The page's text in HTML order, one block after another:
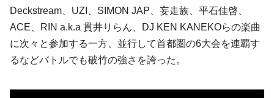
Deckstream、UZI、SIMON JAP、妄走族、平石佳啓、
ACE、RIN a.k.a 貫井りらん、DJ KEN KANEKOらの楽曲
に次々と参加する一方、並行して首都圏の6大会を連覇す
るなどバトルでも破竹の強さを誇った。